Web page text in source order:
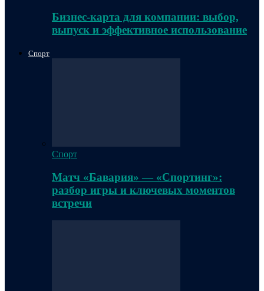
Бизнес-карта для компании: выбор,
выпуск и эффективное использование
Спорт
Спорт
Матч «Бавария» — «Спортинг»:
разбор игры и ключевых моментов
встречи